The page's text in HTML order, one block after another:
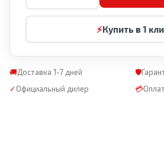
⚡Купить в 1
🚚Доставка 1-7 дней 🛡
✓Официальный дилер 💳